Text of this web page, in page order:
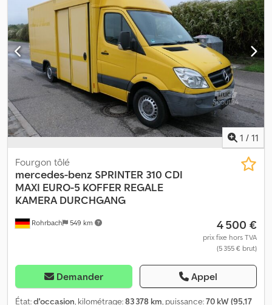
Sous réserve d’erreurs et de vente intermédiaire. Support
WhatsApp disponible ! Pour toute question sur le véhicule ou
pour plus d'informations, contactez-nous facilement par
WhatsApp WhatsApp Dedjvht D Hepfx Ad Sewa WhatsApp
1 / 11
Rohrbach 549 km
Fourgon tôlé
mercedes-benz SPRINTER 310 CDI
MAXI EURO-5 KOFFER REGALE
KAMERA DURCHGANG
4 500 €
prix fixe hors TVA
(5 355 € brut)
Demander Appel
État:d'occasion, kilométrage:83 378 km, puissance:70 kW (95,17